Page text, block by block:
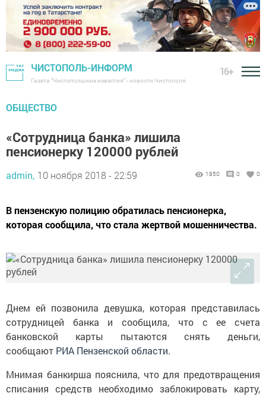
ЧИСТОПОЛЬ-ИНФОРМ
Газета "Чистопольские известия" - новости Чистополя
16+
ОБЩЕСТВО
«Сотрудница банка» лишила
пенсионерку 120000 рублей
admin, 10 ноября 2018 - 22:59 1850 0 0
В пензенскую полицию обратилась пенсионерка,
которая сообщила, что стала жертвой мошенничества.
Днем ей позвонила девушка, которая представилась
сотрудницей банка и сообщила, что с ее счета
банковской карты пытаются снять деньги,
сообщают РИА Пензенской области.
Мнимая банкирша пояснила, что для предотвращения
списания средств необходимо заблокировать карту,